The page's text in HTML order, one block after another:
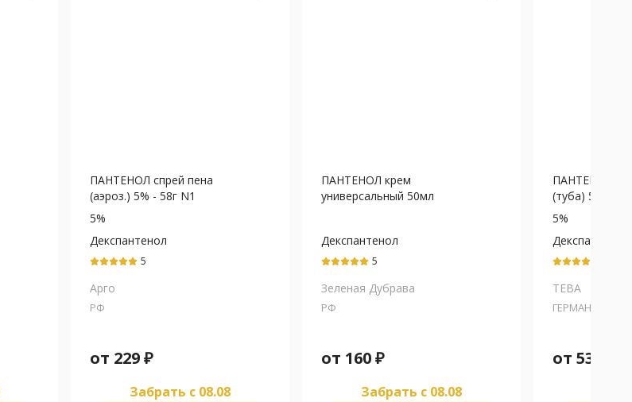
ПАНТЕНОЛ спрей пена
(аэроз.) 5% - 58г N1
5%
Декспантенол
5
Арго
РФ
от 229₽
Забрать c 08.08
ПАНТЕНОЛ крем
универсальный 50мл
Декспантенол
5
Зеленая Дубрава
РФ
от 160₽
Забрать c 08.08
ПАНТЕНОЛ
(туба) 5% -
5%
Декспантенол
ТЕВА
ГЕРМАНИЯ
от 536